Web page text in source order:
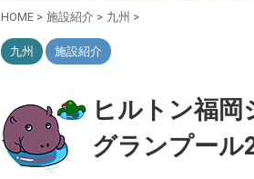
HOME > 施設紹介 > 九州 >
九州 施設紹介
ヒルトン福岡
グランプール